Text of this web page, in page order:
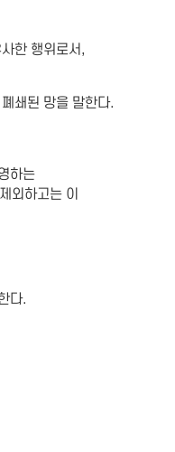
한 행위로서,
쇄된 망을 말한다.
하는
외하고는 이
다.